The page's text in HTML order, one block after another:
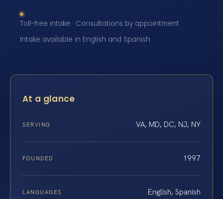
Toll-free intake · Consultations by appointment ·
Intake available in English and Spanish
At a glance
SERVING VA, MD, DC, NJ, NY
FOUNDED 1997
LANGUAGES English, Spanish